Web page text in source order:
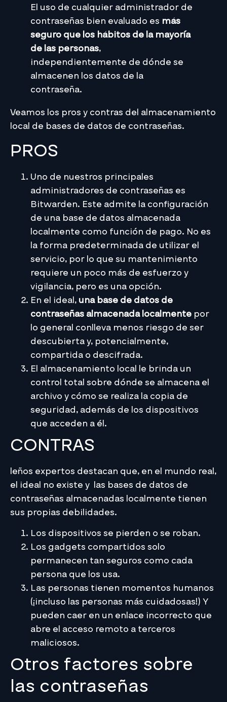
El uso de cualquier administrador de
contraseñas bien evaluado es más
seguro que los hábitos de la mayoría
de las personas,
independientemente de dónde se
almacenen los datos de la
contraseña.
Veamos los pros y contras del almacenamiento
local de bases de datos de contraseñas.
PROS
Uno de nuestros principales
administradores de contraseñas es
Bitwarden. Este admite la configuración
de una base de datos almacenada
localmente como función de pago. No es
la forma predeterminada de utilizar el
servicio, por lo que su mantenimiento
requiere un poco más de esfuerzo y
vigilancia, pero es una opción.
En el ideal, una base de datos de
contraseñas almacenada localmente por
lo general conlleva menos riesgo de ser
descubierta y, potencialmente,
compartida o descifrada.
El almacenamiento local le brinda un
control total sobre dónde se almacena el
archivo y cómo se realiza la copia de
seguridad, además de los dispositivos
que acceden a él.
CONTRAS
leños expertos destacan que, en el mundo real,
el ideal no existe y las bases de datos de
contraseñas almacenadas localmente tienen
sus propias debilidades.
Los dispositivos se pierden o se roban.
Los gadgets compartidos solo
permanecen tan seguros como cada
persona que los usa.
Las personas tienen momentos humanos
(¡incluso las personas más cuidadosas!) Y
pueden caer en un enlace incorrecto que
abre el acceso remoto a terceros
maliciosos.
Otros factores sobre
las contraseñas